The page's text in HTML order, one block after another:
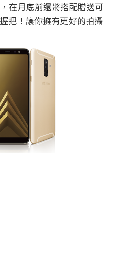
在月底前還將搭配贈送可
把！讓你擁有更好的拍攝